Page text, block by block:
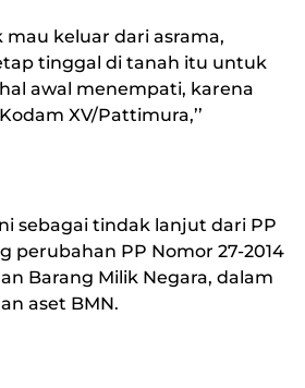
mau keluar dari asrama,
tinggal di tanah itu untuk
awal menempati, karena
XV/Pattimura,’’
sebagai tindak lanjut dari PP
perubahan PP Nomor 27-2014
Barang Milik Negara, dalam
aset BMN.